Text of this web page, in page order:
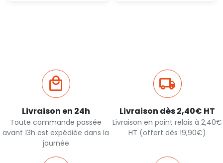
Livraison en 24h
Toute commande passée
avant 13h est expédiée dans la
journée
Livraison dès 2,40€ HT
Livraison en point relais à 2,40€
HT (offert dès 19,90€)